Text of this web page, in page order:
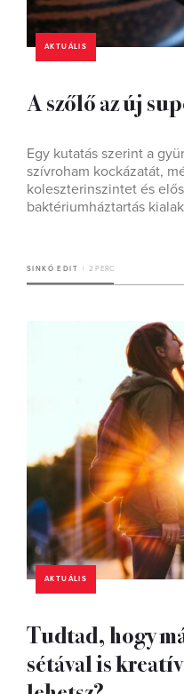
AKTUÁLIS
A szőlő az új
Egy kutatás szerint a
szívroham kockázatát,
koleszterinszintet és
baktériumháztartás
SINKÓ EDIT 2 PERC
AKTUÁLIS
Tudtad, hogy
sétával is